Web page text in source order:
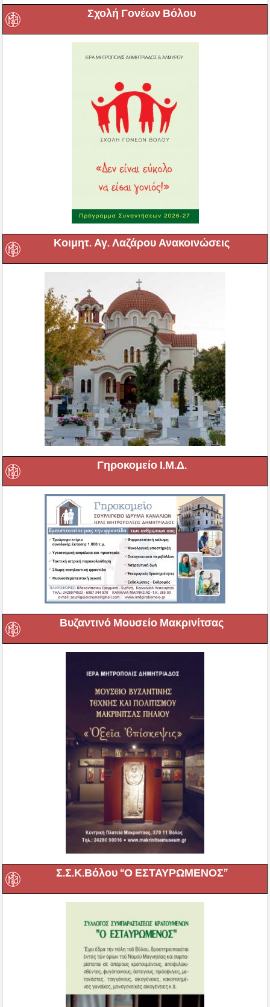
Σχολή Γονέων Βόλου
Κοιμητ. Αγ. Λαζάρου Ανακοινώσεις
Γηροκομείο Ι.Μ.Δ.
Βυζαντινό Μουσείο Μακρινίτσας
Σ.Σ.Κ.Βόλου “Ο ΕΣΤΑΥΡΩΜΕΝΟΣ”